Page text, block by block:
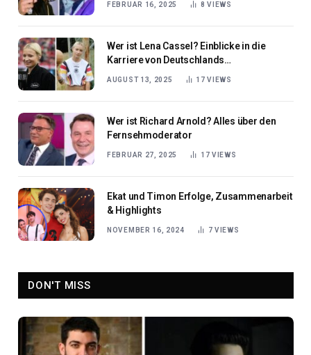
FEBRUAR 16, 2025 8VIEWS
Wer ist Lena Cassel? Einblicke in die
Karriere von Deutschlands
AUGUST 13, 2025 17VIEWS
Wer ist Richard Arnold? Alles über den
Fernsehmoderator
FEBRUAR 27, 2025 17VIEWS
Ekat und Timon Erfolge, Zusammenarbeit
& Highlights
NOVEMBER 16, 2024 7VIEWS
DON'T MISS